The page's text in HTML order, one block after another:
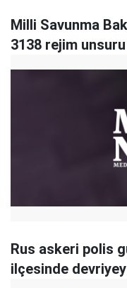
Milli Savunma
3138 rejim
Rus askeri polis
ilçesinde